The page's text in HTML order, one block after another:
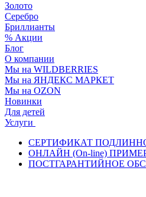
Золото
Серебро
Бриллианты
% Акции
Блог
О компании
Мы на WILDBERRIES
Мы на ЯНДЕКС МАРКЕТ
Мы на OZON
Новинки
Для детей
Услуги
СЕРТИФИКАТ
ОНЛАЙН (On-line)
ПОСТГАРАНТИЙНОЕ